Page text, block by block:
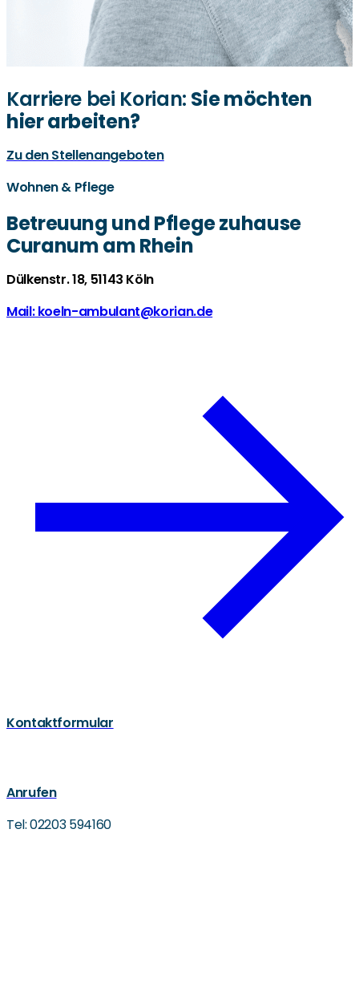
Karriere bei Korian: Sie möchten
hier arbeiten?
Zu den Stellenangeboten
Wohnen & Pflege
Betreuung und Pflege zuhause
Curanum am Rhein
Dülkenstr. 18, 51143 Köln
Mail: koeln-ambulant@korian.de
Kontaktformular
Anrufen
Tel: 02203 594160